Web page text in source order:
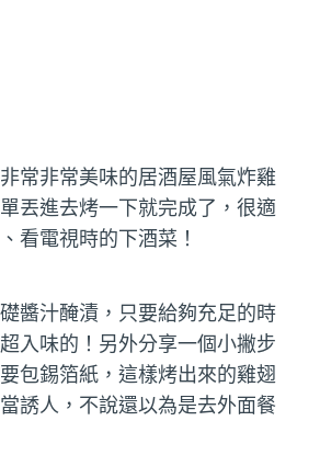
常非常美味的居酒屋風氣炸雞
丟進去烤一下就完成了，很適
看電視時的下酒菜！
醬汁醃漬，只要給夠充足的時
入味的！另外分享一個小撇步
包錫箔紙，這樣烤出來的雞翅
誘人，不說還以為是去外面餐